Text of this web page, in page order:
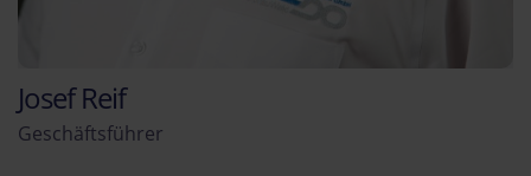
Josef Reif
Geschäftsführer